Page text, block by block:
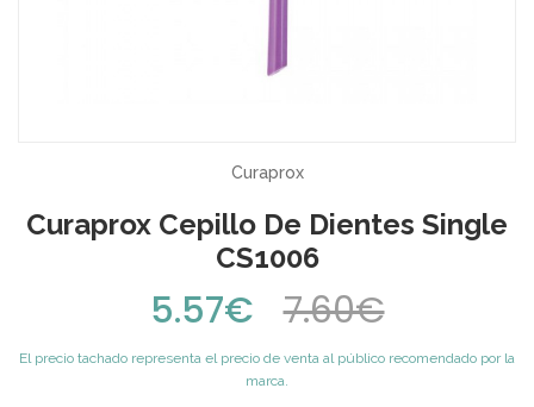
Curaprox
Curaprox Cepillo De Dientes Single
CS1006
5.57€ 7.60€
El precio tachado representa el precio de venta al público recomendado por la
marca.